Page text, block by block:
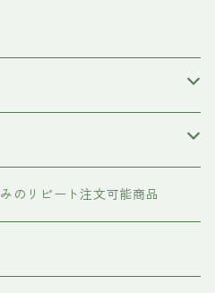
インバス）
トバス）
のリピート注文可能商品